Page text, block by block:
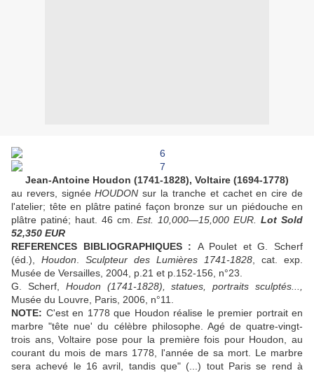
Jean-Antoine Houdon (1741-1828), Voltaire (1694-1778)
au revers, signéeHOUDON sur la tranche et cachet en cire de
l'atelier; tête en plâtre patiné façon bronze sur un piédouche en
plâtre patiné; haut. 46 cm.Est. 10,000—15,000 EUR.Lot Sold
52,350 EUR
REFERENCES BIBLIOGRAPHIQUES :
A Poulet et G. Scherf
(éd.), Houdon Sculpteur des Lumières 1741-1828 , cat. exp.
Musée de Versailles, 2004, p.21 et p.152-156, n°23.
G. Scherf, Houdon (1741-1828), statues, portraits sculptés...,
Musée du Louvre, Paris, 2006, n°11.
NOTE: C'est en 1778 que Houdon réalise le premier portrait en
marbre "tête nue' du célèbre philosophe. Agé de quatre-vingt-
trois ans, Voltaire pose pour la première fois pour Houdon, au
courant du mois de mars 1778, l'année de sa mort. Le marbre
sera achevé le 16 avril, tandis que" (...) tout Paris se rend à